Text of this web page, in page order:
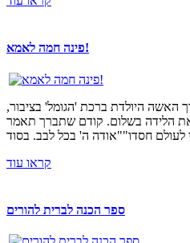
פינה חמה לאמא!
האשה היולדת ברכת 'הגומל' בציבור,
הלידה בשלום. קודם שתברך תאמר
קראו עוד
ספר הכנה לברית להורים